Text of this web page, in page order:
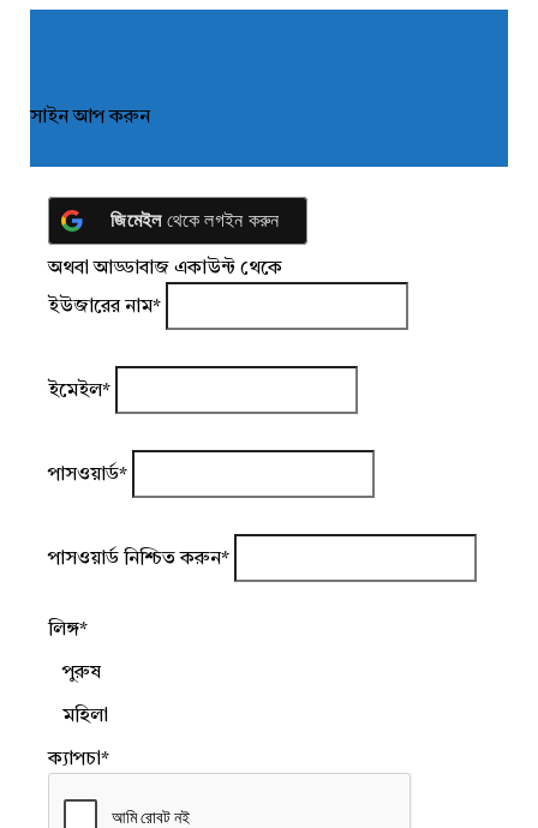
সাইন আপ করুন
জিমেইলথেকে লগইন করুন
অথবা আড্ডাবাজ একাউন্ট থেকে
ইউজারের নাম*
ইমেইল*
পাসওয়ার্ড*
পাসওয়ার্ড নিশ্চিত করুন*
লিঙ্গ*
পুরুষ
মহিলা
ক্যাপচা*